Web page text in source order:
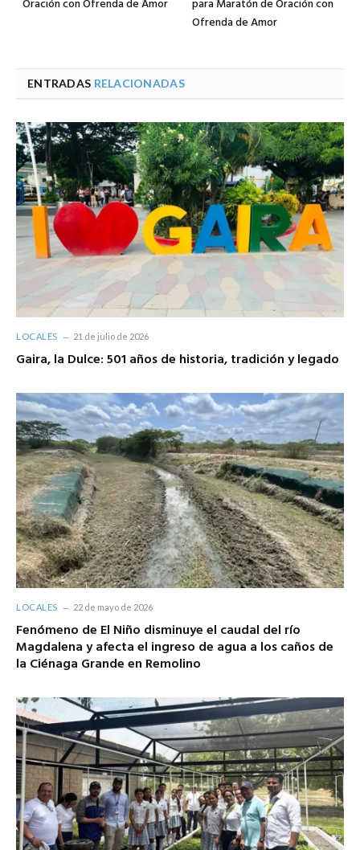
Oración con Ofrenda de Amor
para Maratón de Oración con
Ofrenda de Amor
ENTRADAS RELACIONADAS
LOCALES 21 de julio de 2026
Gaira, la Dulce: 501 años de historia, tradición y legado
LOCALES 22 de mayo de 2026
Fenómeno de El Niño disminuye el caudal del río
Magdalena y afecta el ingreso de agua a los caños de
la Ciénaga Grande en Remolino